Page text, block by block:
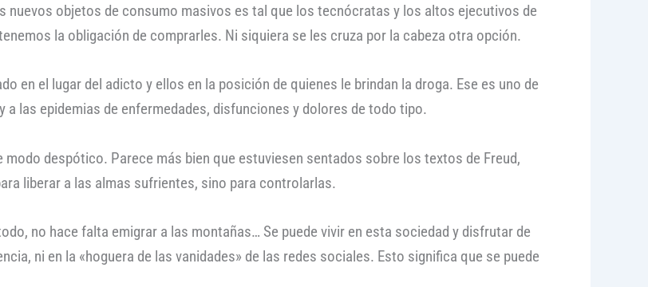
nuevos objetos de consumo masivos es tal que los tecnócratas y los altos ejecutivos de
la obligación de comprarles. Ni siquiera se les cruza por la cabeza otra opción.
en el lugar del adicto y ellos en la posición de quienes le brindan la droga. Ese es uno de
las epidemias de enfermedades, disfunciones y dolores de todo tipo.
despótico. Parece más bien que estuviesen sentados sobre los textos de Freud,
liberar a las almas sufrientes, sino para controlarlas.
no hace falta emigrar a las montañas… Se puede vivir en esta sociedad y disfrutar de
ni en la «hoguera de las vanidades» de las redes sociales. Esto significa que se puede